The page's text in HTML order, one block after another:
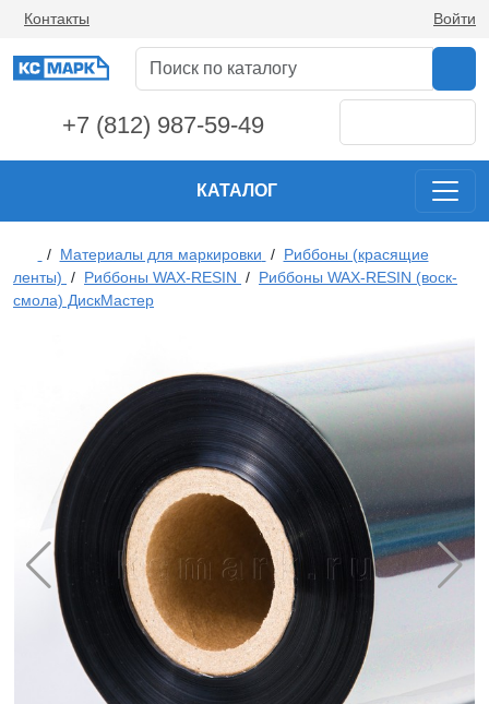
Контакты Войти
+7 (812) 987-59-49
КАТАЛОГ
/ Материалы для маркировки / Риббоны (красящие
ленты) / Риббоны WAX-RESIN / Риббоны WAX-RESIN (воск-
смола) ДискМастер